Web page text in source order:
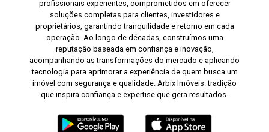
profissionais experientes, comprometidos em oferecer
soluções completas para clientes, investidores e
proprietários, garantindo tranquilidade e retorno em cada
operação. Ao longo de décadas, construímos uma
reputação baseada em confiança e inovação,
acompanhando as transformações do mercado e aplicando
tecnologia para aprimorar a experiência de quem busca um
imóvel com segurança e qualidade. Arbix Imóveis: tradição
que inspira confiança e expertise que gera resultados.